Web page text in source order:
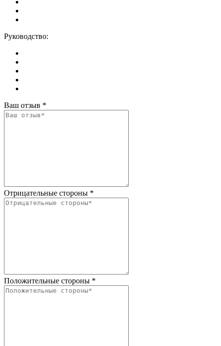
Руководство:
Ваш отзыв *
Отрицательные стороны *
Положительные стороны *